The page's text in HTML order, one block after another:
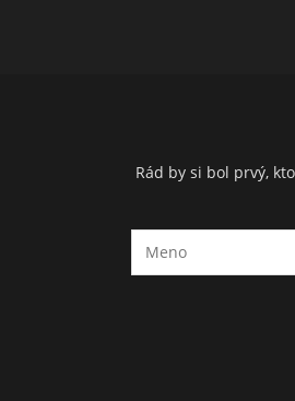
Rád by si bol prvý,